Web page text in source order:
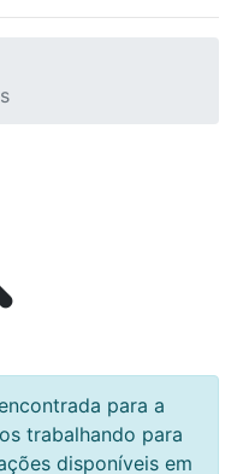
para a
trabalhando para
disponíveis em